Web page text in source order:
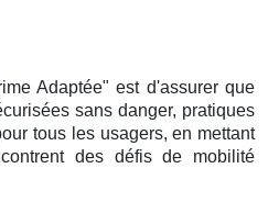
Adaptée" est d'assurer que
sans danger, pratiques
tous les usagers, en mettant
des défis de mobilité